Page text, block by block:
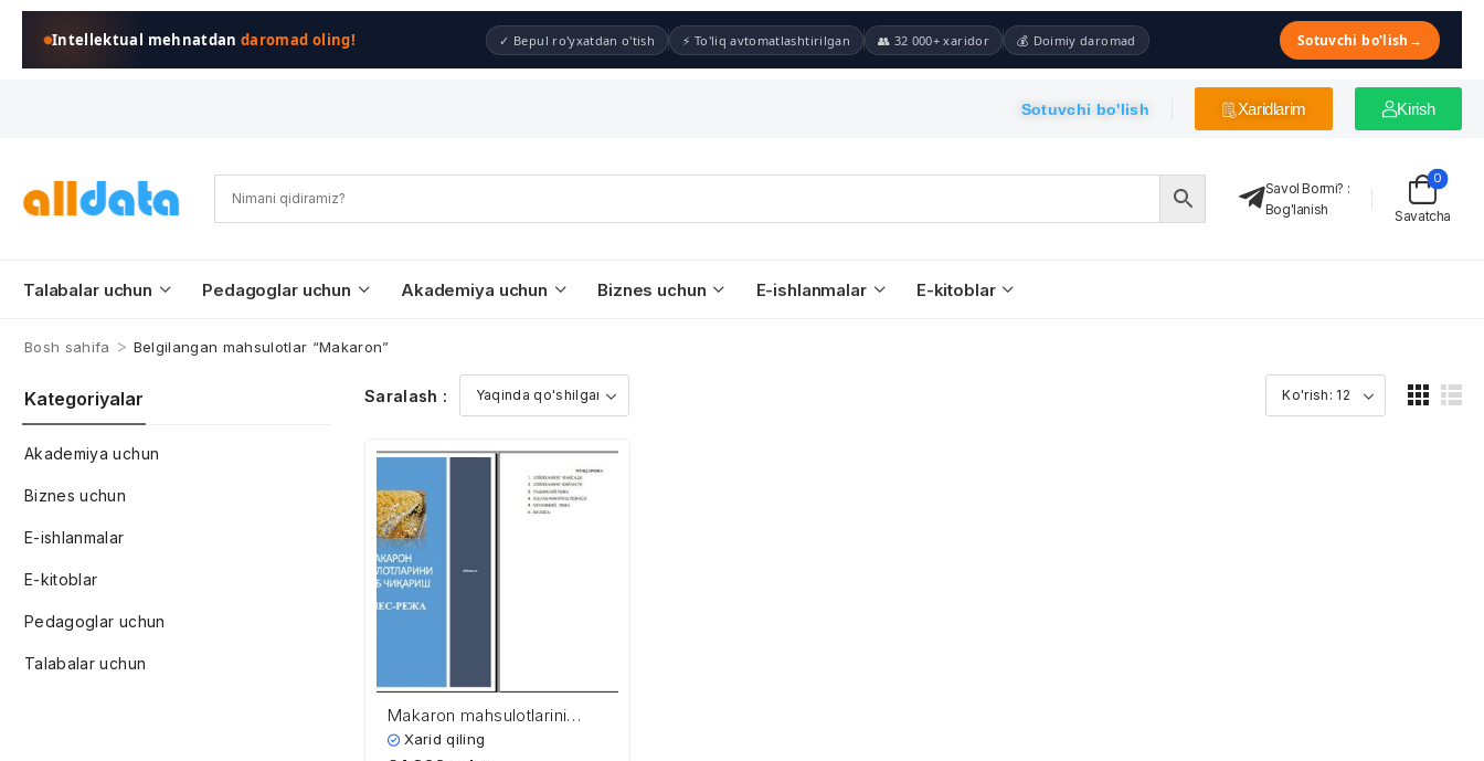
Intellektual mehnatdandaromad oling! ✓ Bepul ro'yxatdan o'tish ⚡ To'liq avtomatlashtirilgan 👥 32 000+ xaridor 💰 Doimiy daromad Sotuvchi bo'lish →
Sotuvchi bo'lish Xaridlarim Kirish
Savol Bormi? :
Bog'lanish
Savatcha
0
Talabalar uchun Pedagoglar uchun Akademiya uchun Biznes uchun E-ishlanmalar E-kitoblar
Bosh sahifa > Belgilangan mahsulotlar “Makaron”
Kategoriyalar
Akademiya uchun
Biznes uchun
E-ishlanmalar
E-kitoblar
Pedagoglar uchun
Talabalar uchun
Saralash :
Makaron mahsulotlarini
ishlab chiqarish
Xarid qiling